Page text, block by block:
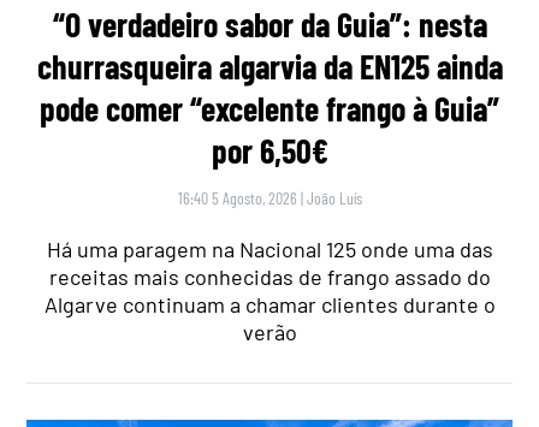
“O verdadeiro sabor da Guia”: nesta
churrasqueira algarvia da EN125 ainda
pode comer “excelente frango à Guia”
por 6,50€
16:40 5 Agosto, 2026 |João Luís
Há uma paragem na Nacional 125 onde uma das
receitas mais conhecidas de frango assado do
Algarve continuam a chamar clientes durante o
verão